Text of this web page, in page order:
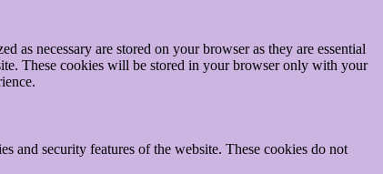
as necessary are stored on your browser as they are essential
These cookies will be stored in your browser only with your
and security features of the website. These cookies do not